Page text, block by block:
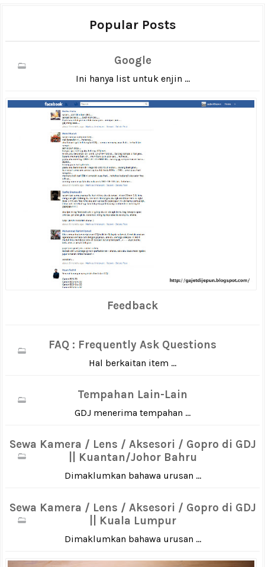
Popular Posts
Google
Ini hanya list untuk enjin ...
Feedback
FAQ : Frequently Ask Questions
Hal berkaitan item ...
Tempahan Lain-Lain
GDJ menerima tempahan ...
Sewa Kamera / Lens / Aksesori / Gopro di GDJ
|| Kuantan/Johor Bahru
Dimaklumkan bahawa urusan ...
Sewa Kamera / Lens / Aksesori / Gopro di GDJ
|| Kuala Lumpur
Dimaklumkan bahawa urusan ...